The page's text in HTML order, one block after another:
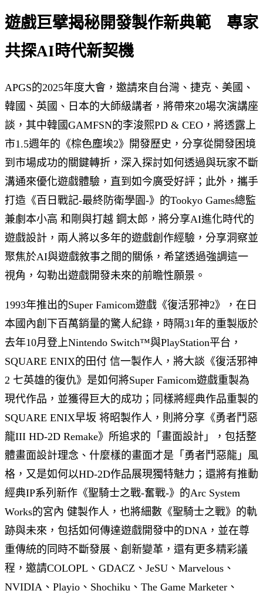
遊戲巨擘揭秘開發製作新典範 專家
共探AI時代新契機
APGS的2025年度大會，邀請來自台灣、捷克、美國、
韓國、英國、日本的大師級講者，將帶來20場次演講座
談，其中韓國GAMFSN的李浚熙PD & CEO，將透露上
市1.5週年的《棕色塵埃2》開發歷史，分享從開發困境
到市場成功的關鍵轉折，深入探討如何透過與玩家不斷
溝通來優化遊戲體驗，直到如今廣受好評；此外，攜手
打造《百日戰記-最終防衛學園-》的Tookyo Games總監
兼劇本小高 和剛與打越 鋼太郎，將分享AI進化時代的
遊戲設計，兩人將以多年的遊戲創作經驗，分享洞察並
聚焦於AI與遊戲敘事之間的關係，希望透過強調這一
視角，勾勒出遊戲開發未來的前瞻性願景。
1993年推出的Super Famicom遊戲《復活邪神2》，在日
本國內創下百萬銷量的驚人紀錄，時隔31年的重製版於
去年10月登上Nintendo Switch™與PlayStation平台，
SQUARE ENIX的田付 信一製作人，將大談《復活邪神
2 七英雄的復仇》是如何將Super Famicom遊戲重製為
現代作品，並獲得巨大的成功；同樣將經典作品重製的
SQUARE ENIX早坂 将昭製作人，則將分享《勇者鬥惡
龍III HD-2D Remake》所追求的「畫面設計」，包括整
體畫面設計理念、什麼樣的畫面才是「勇者鬥惡龍」風
格，又是如何以HD-2D作品展現獨特魅力；還將有推動
經典IP系列新作《聖騎士之戰-奮戰-》的Arc System
Works的宮內 健製作人，也將細數《聖騎士之戰》的軌
跡與未來，包括如何傳達遊戲開發中的DNA，並在尊
重傳統的同時不斷發展、創新變革，還有更多精彩議
程，邀請COLOPL、GDACZ、JeSU、Marvelous、
NVIDIA、Playio、Shochiku、The Game Marketer、